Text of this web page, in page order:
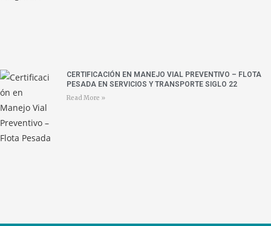
CERTIFICACIÓN EN MANEJO VIAL PREVENTIVO – FLOTA
PESADA EN SERVICIOS Y TRANSPORTE SIGLO 22
Read More »